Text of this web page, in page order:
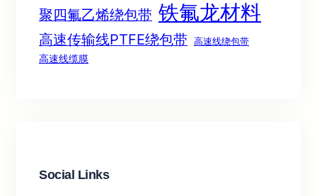
聚四氟乙烯绕包带 铁氟龙材料
高速传输线PTFE绕包带
高速线绕包带
高速线缆膜
Social Links